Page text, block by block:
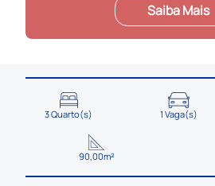
Saiba Mais
3 Quarto(s) 1 Vaga(s)
90,00m²